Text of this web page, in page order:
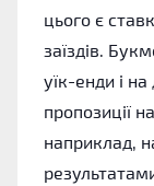
цього є
заїздів.
уїк-енди і
пропозиції
наприклад,